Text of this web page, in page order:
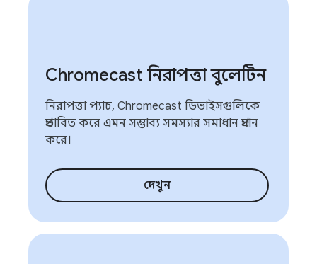
Chromecast নিরাপত্তা বুলেটিন
নিরাপত্তা প্যাচ, Chromecast ডিভাইসগুলিকে
প্রভাবিত করে এমন সম্ভাব্য সমস্যার সমাধান প্রদান
করে।
দেখুন